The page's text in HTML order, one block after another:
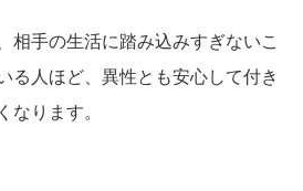
相手の生活に踏み込みすぎないこ
る人ほど、異性とも安心して付き
なります。